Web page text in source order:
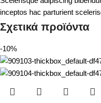
inceptos hac parturient
Σχετικά προϊόντα
-10%